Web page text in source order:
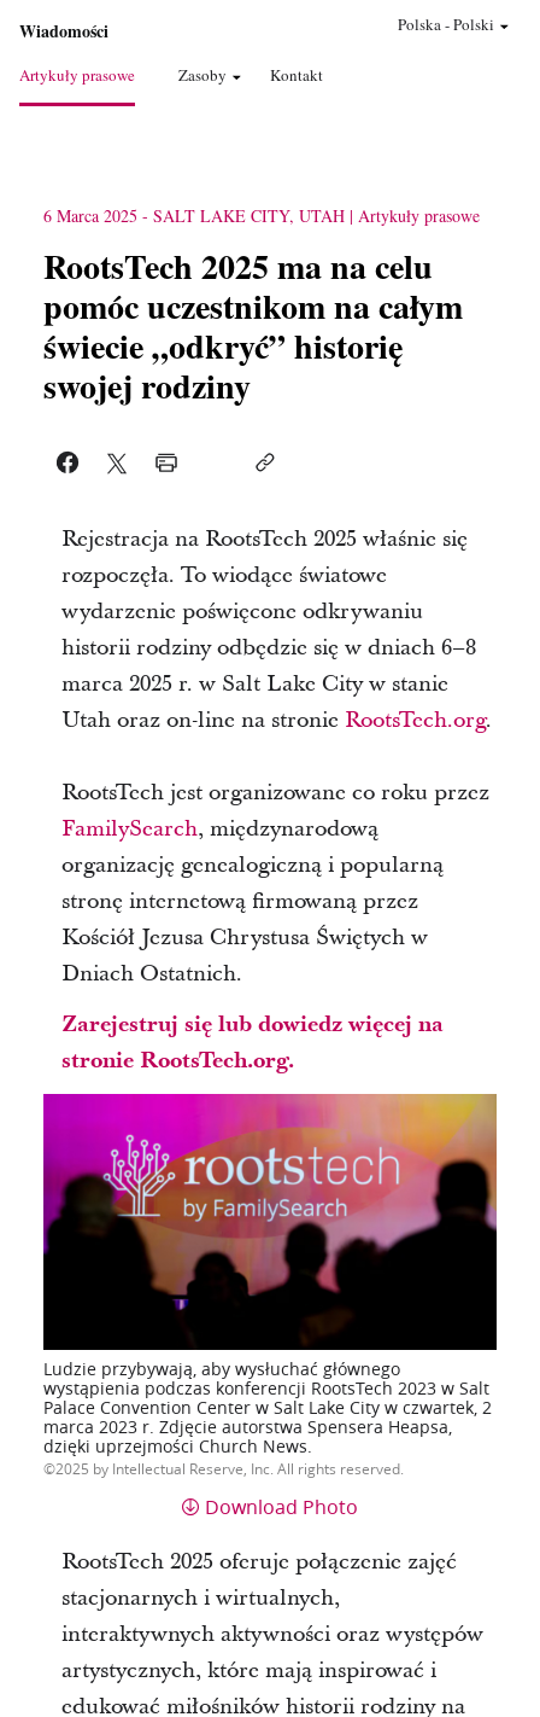
Wiadomości
Artykuły prasowe Zasoby Kontakt
Polska-Polski
6 Marca 2025 - SALT LAKE CITY, UTAH Artykuły prasowe
RootsTech 2025 ma na celu
pomóc uczestnikom na całym
świecie „odkryć” historię
swojej rodziny
Rejestracja na RootsTech 2025 właśnie się
rozpoczęła. To wiodące światowe
wydarzenie poświęcone odkrywaniu
historii rodziny odbędzie się w dniach 6–8
marca 2025 r. w Salt Lake City w stanie
Utah oraz on-line na stronie RootsTech.org.
RootsTech jest organizowane co roku przez
FamilySearch, międzynarodową
organizację genealogiczną i popularną
stronę internetową firmowaną przez
Kościół Jezusa Chrystusa Świętych w
Dniach Ostatnich.
Zarejestruj się lub dowiedz więcej na
stronie RootsTech.org.
Ludzie przybywają, aby wysłuchać głównego
wystąpienia podczas konferencji RootsTech 2023 w Salt
Palace Convention Center w Salt Lake City w czwartek, 2
marca 2023 r. Zdjęcie autorstwa Spensera Heapsa,
dzięki uprzejmości Church News.
2025 by Intellectual Reserve, Inc. All rights reserved.
Download Photo
RootsTech 2025 oferuje połączenie zajęć
stacjonarnych i wirtualnych,
interaktywnych aktywności oraz występów
artystycznych, które mają inspirować i
edukować miłośników historii rodziny na